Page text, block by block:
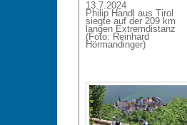
13.7.2024
Philip Handl aus Tirol
siegte auf der 209 km
langen Extremdistanz
(Foto: Reinhard
Hörmandinger)